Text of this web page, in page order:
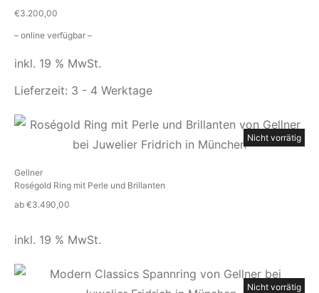
€3.200,00
– online verfügbar –
inkl. 19 % MwSt.
Lieferzeit: 3 - 4 Werktage
Nicht vorrätig
Gellner
Roségold Ring mit Perle und Brillanten
ab €3.490,00
inkl. 19 % MwSt.
Nicht vorrätig